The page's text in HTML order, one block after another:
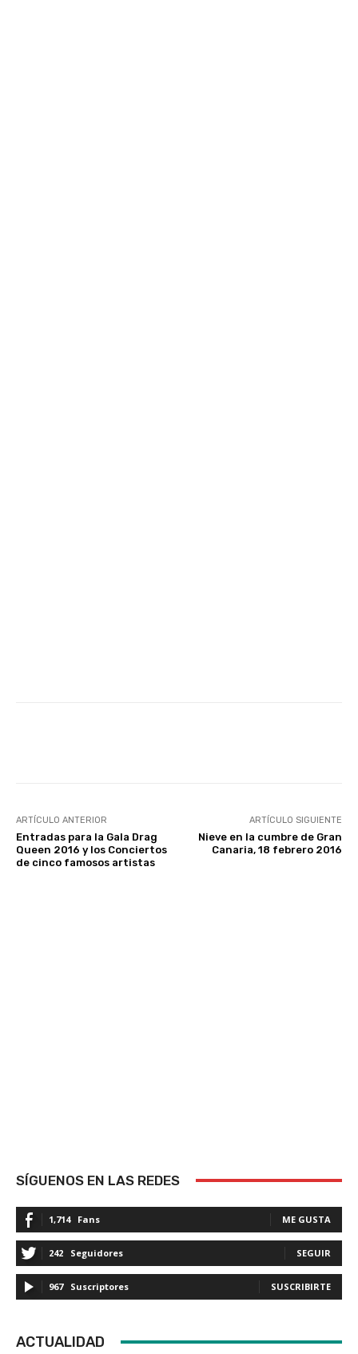
ARTÍCULO ANTERIOR
Entradas para la Gala Drag
Queen 2016 y los Conciertos
de cinco famosos artistas
ARTÍCULO SIGUIENTE
Nieve en la cumbre de Gran
Canaria, 18 febrero 2016
SÍGUENOS EN LAS REDES
1,714 Fans ME GUSTA
242 Seguidores SEGUIR
967 Suscriptores SUSCRIBIRTE
ACTUALIDAD